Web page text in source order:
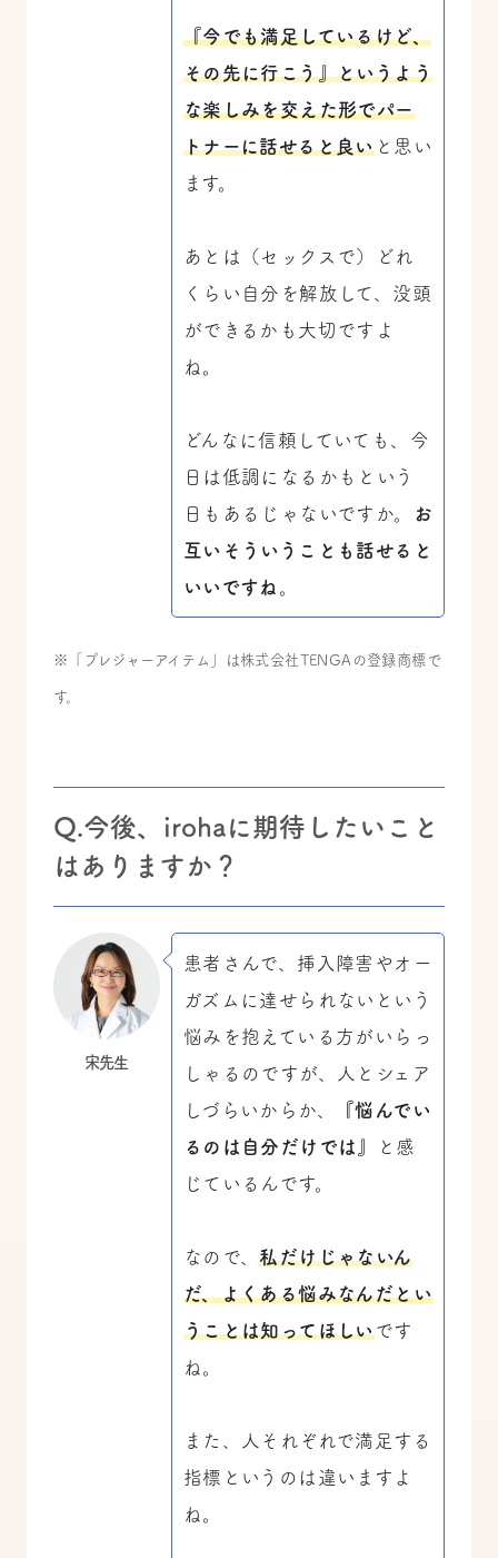
『今でも満足しているけど、
その先に行こう』というよう
な楽しみを交えた形でパー
トナーに話せると良いと思い
ます。
あとは（セックスで）どれ
くらい自分を解放して、没頭
ができるかも大切ですよ
ね。
どんなに信頼していても、今
日は低調になるかもという
日もあるじゃないですか。
お
互いそういうことも話せると
いいですね 。
※「プレジャーアイテム」は株式会社TENGAの登録商標で
す。
Q.今後、irohaに期待したいこと
はありますか？
宋先生
患者さんで、挿入障害やオー
ガズムに達せられないという
悩みを抱えている方がいらっ
しゃるのですが、人とシェア
しづらいからか、
『悩んでい
るのは自分だけでは』
と感
じているんです。
なので、私だけじゃないん
だ、よくある悩みなんだとい
うことは知ってほしいです
ね。
また、人それぞれで満足する
指標というのは違いますよ
ね。